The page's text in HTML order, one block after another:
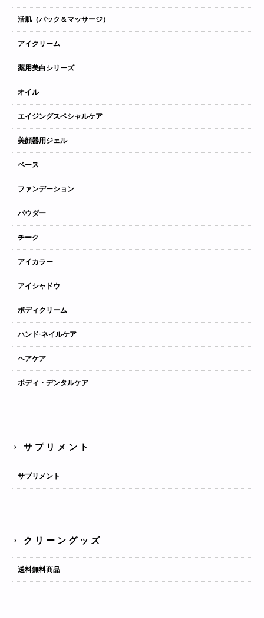
活肌（パック＆マッサージ）
アイクリーム
薬用美白シリーズ
オイル
エイジングスペシャルケア
美顔器用ジェル
ベース
ファンデーション
パウダー
チーク
アイカラー
アイシャドウ
ボディクリーム
ハンド·ネイルケア
ヘアケア
ボディ・デンタルケア
サプリメント
サプリメント
クリーングッズ
送料無料商品